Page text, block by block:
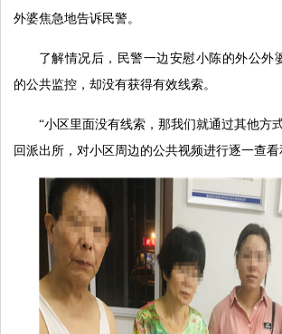
外婆焦急地告诉民警。
了解情况后，民警一边安慰小陈的外公外
的公共监控，却没有获得有效线索。
“小区里面没有线索，那我们就通过其他方
回派出所，对小区周边的公共视频进行逐一查看